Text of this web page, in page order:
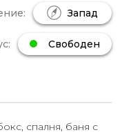
Запад
Свободен
спалня, баня с